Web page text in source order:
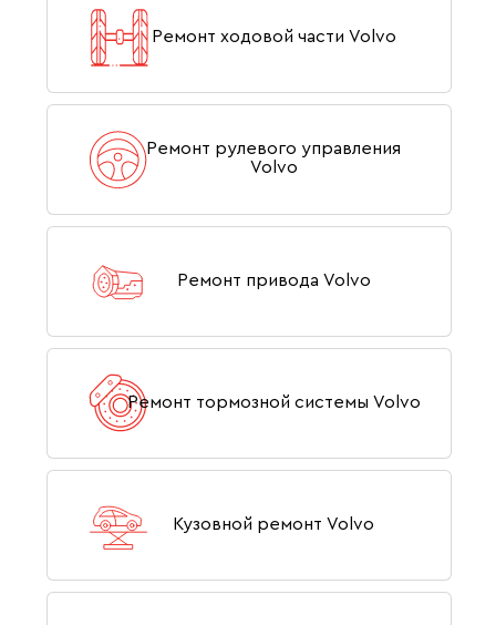
Ремонт ходовой части Volvo
Ремонт рулевого управления
Volvo
Ремонт привода Volvo
Ремонт тормозной системы Volvo
Кузовной ремонт Volvo